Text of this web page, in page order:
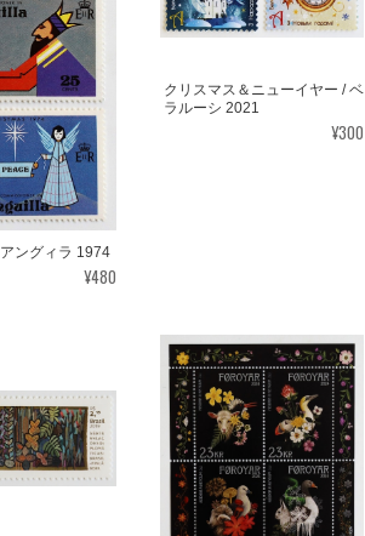
ングィラ 1974
¥480
クリスマス＆ニューイヤー / ベ
ラルーシ 2021
¥300